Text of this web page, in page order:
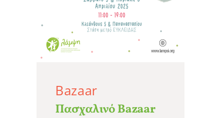
Bazaar
Πασχαλινό Bazaar